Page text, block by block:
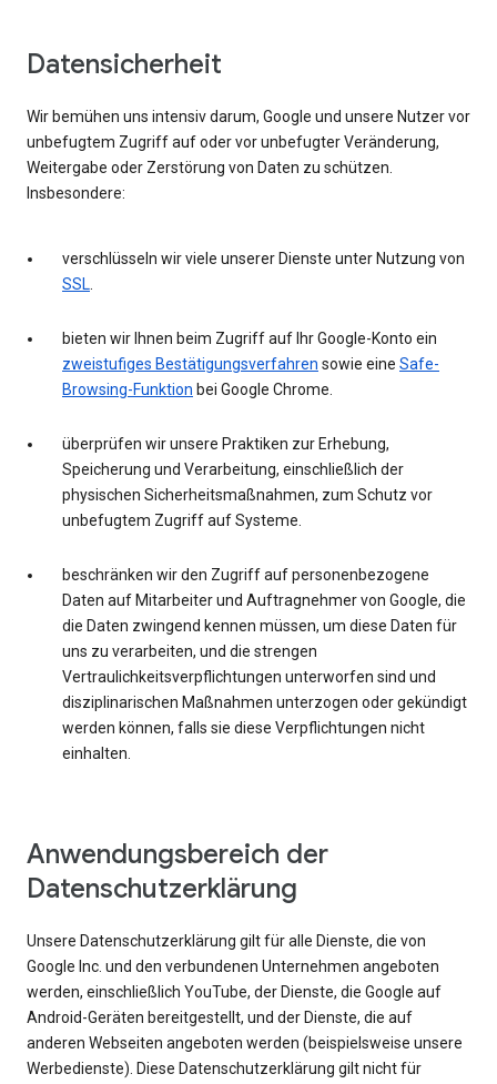
Datensicherheit
Wir bemühen uns intensiv darum, Google und unsere Nutzer vor
unbefugtem Zugriff auf oder vor unbefugter Veränderung,
Weitergabe oder Zerstörung von Daten zu schützen.
Insbesondere:
verschlüsseln wir viele unserer Dienste unter Nutzung von
SSL.
bieten wir Ihnen beim Zugriff auf Ihr Google-Konto ein
zweistufiges Bestätigungsverfahren sowie eine Safe-
Browsing-Funktion bei Google Chrome.
überprüfen wir unsere Praktiken zur Erhebung,
Speicherung und Verarbeitung, einschließlich der
physischen Sicherheitsmaßnahmen, zum Schutz vor
unbefugtem Zugriff auf Systeme.
beschränken wir den Zugriff auf personenbezogene
Daten auf Mitarbeiter und Auftragnehmer von Google, die
die Daten zwingend kennen müssen, um diese Daten für
uns zu verarbeiten, und die strengen
Vertraulichkeitsverpflichtungen unterworfen sind und
disziplinarischen Maßnahmen unterzogen oder gekündigt
werden können, falls sie diese Verpflichtungen nicht
einhalten.
Anwendungsbereich der
Datenschutzerklärung
Unsere Datenschutzerklärung gilt für alle Dienste, die von
Google Inc. und den verbundenen Unternehmen angeboten
werden, einschließlich YouTube, der Dienste, die Google auf
Android-Geräten bereitgestellt, und der Dienste, die auf
anderen Webseiten angeboten werden (beispielsweise unsere
Werbedienste). Diese Datenschutzerklärung gilt nicht für